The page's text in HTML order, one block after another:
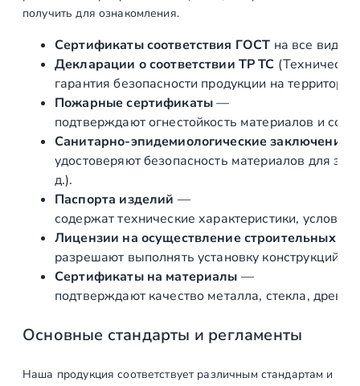
Составление
коммерческого
предложения, с
предоставлением
визуализации
Составление
договора и
подписание
шт 1
Подготовка и
подписание
Геометрического
Проекта, с
расчетом общих
шт 1
получить для ознакомления.
Сертификаты соответствия ГОСТ на все виды
Декларации о соответствии ТР ТС
гарантия безопасности продукции на
Пожарные сертификаты—
подтверждают огнестойкость материалов и
Санитарно‑эпидемиологические заключения
удостоверяют безопасность материалов для
д.).
Паспорта изделий —
содержат технические характеристики,
Лицензии на осуществление строительных и
разрешают выполнять установку конструкций
Сертификаты на материалы —
подтверждают качество металла, стекла,
Основные стандарты и регламенты
Наша продукция соответствует различным стандартам и